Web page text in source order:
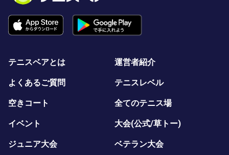
テニスベアとは 運営者紹介
よくあるご質問 テニスレベル
空きコート 全てのテニス場
イベント 大会(公式/草トー)
ジュニア大会 ベテラン大会